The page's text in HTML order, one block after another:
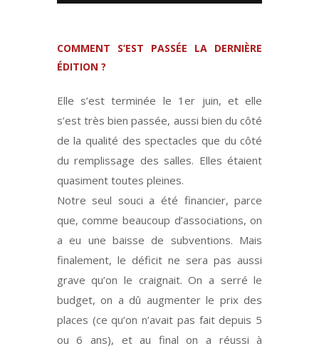
COMMENT S’EST PASSÉE LA DERNIÈRE
ÉDITION ?
Elle s’est terminée le 1er juin, et elle
s’est très bien passée, aussi bien du côté
de la qualité des spectacles que du côté
du remplissage des salles. Elles étaient
quasiment toutes pleines.
Notre seul souci a été financier, parce
que, comme beaucoup d’associations, on
a eu une baisse de subventions. Mais
finalement, le déficit ne sera pas aussi
grave qu’on le craignait. On a serré le
budget, on a dû augmenter le prix des
places (ce qu’on n’avait pas fait depuis 5
ou 6 ans), et au final on a réussi à